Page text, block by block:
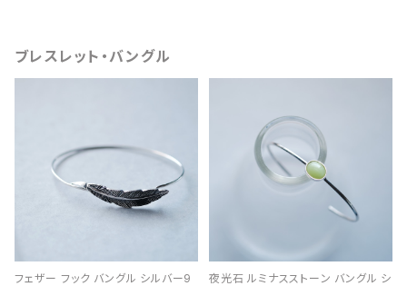
ブレスレット・バングル
フェザー フック バングル シルバー9
夜光石 ルミナスストーン バングル シ